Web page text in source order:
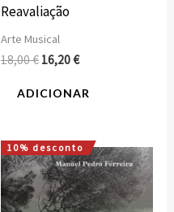
Reavaliação
Arte Musical
18,00€ 16,20€
ADICIONAR
10% desconto
O
preço
original
era:
O
preço
atual
é: